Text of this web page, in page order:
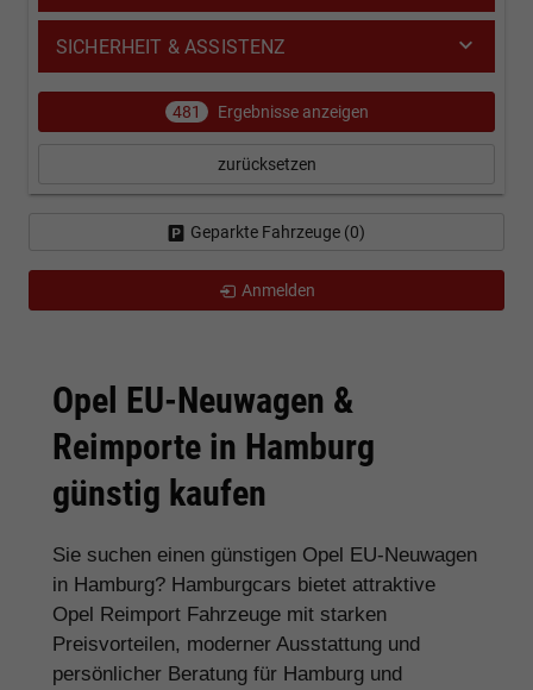
Opel EU-Neuwagen &
Reimporte in Hamburg
günstig kaufen
Sie suchen einen günstigen Opel EU-Neuwagen
in Hamburg? Hamburgcars bietet attraktive
Opel Reimport Fahrzeuge mit starken
Preisvorteilen, moderner Ausstattung und
persönlicher Beratung für Hamburg und
SICHERHEIT & ASSISTENZ
481 Ergebnisse anzeigen
zurücksetzen
Geparkte Fahrzeuge (0)
Anmelden